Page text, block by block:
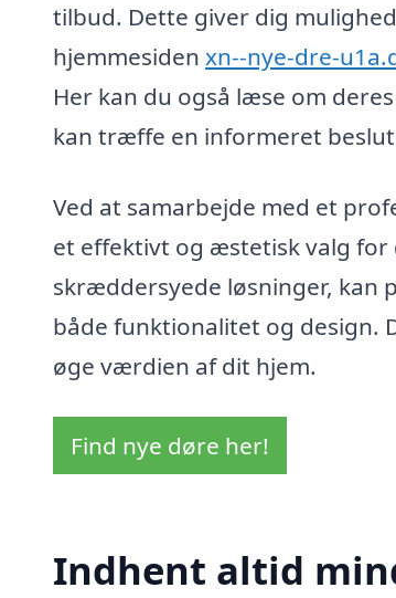
tilbud. Dette giver dig
hjemmesiden xn--nye-dre-
Her kan du også læse om
kan træffe en informeret
Ved at samarbejde med et
et effektivt og æstetisk valg for
skræddersyede løsninger, kan
både funktionalitet og design.
øge værdien af dit hjem.
Find nye døre her!
Indhent altid